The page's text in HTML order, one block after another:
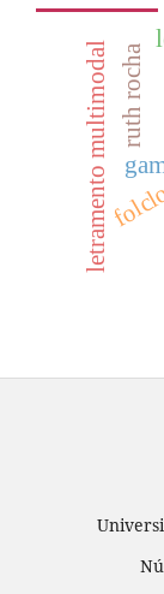
letramento multimodalruth rocha